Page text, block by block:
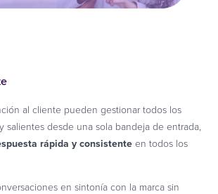
al cliente pueden gestionar todos los
salientes desde una sola bandeja de entrada,
rápida y consistente en todos los
en sintonía con la marca sin